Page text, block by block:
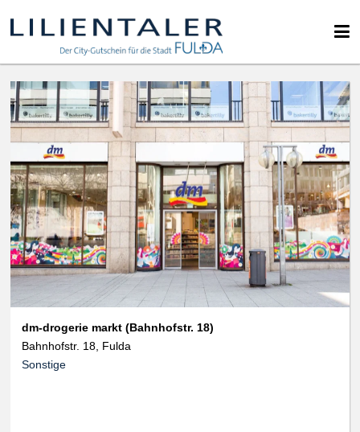
dm-drogerie markt (Bahnhofstr. 18)
Bahnhofstr. 18, Fulda
Sonstige